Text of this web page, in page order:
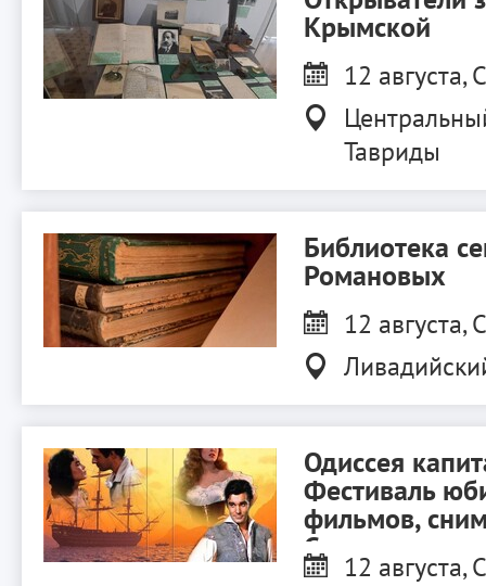
Крымской
12 августа,
Тавриды
Библиотека
Романовых
12 августа,
Одиссея
Фестиваль
фильмов,
Судаке.
12 августа,